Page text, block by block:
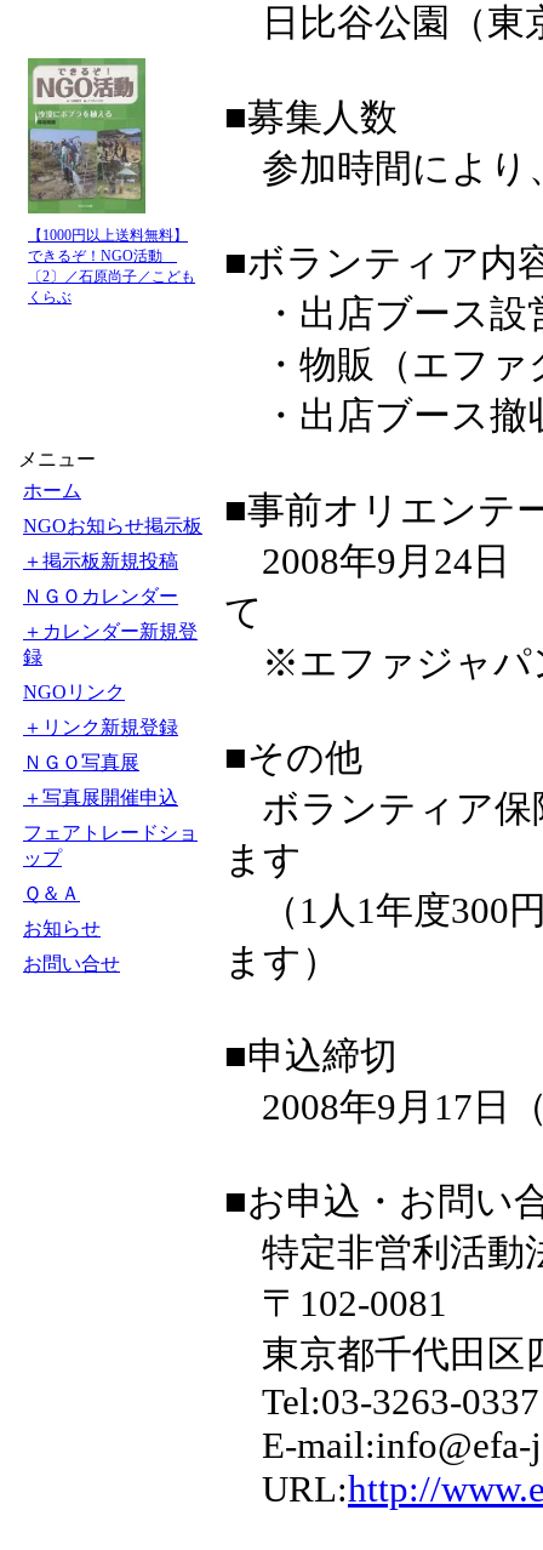
【1000円以上送料無料】
できるぞ！NGO活動
〔2〕／石原尚子／こども
くらぶ
メニュー
ホーム
NGOお知らせ掲示板
＋掲示板新規投稿
ＮＧＯカレンダー
＋カレンダー新規登
録
NGOリンク
＋リンク新規登録
ＮＧＯ写真展
＋写真展開催申込
フェアトレードショ
ップ
Ｑ＆Ａ
お知らせ
お問い合せ
日比谷公園（東
■募集人数
参加時間により
■ボランティア内
・出店ブース設
・物販（エファ
・出店ブース撤
■事前オリエンテ
2008年9月24日
て
※エファジャパ
■その他
ボランティア保
ます
（1人1年度300
ます）
■申込締切
2008年9月17日
■お申込・お問い
特定非営利活動
〒102-0081
東京都千代田区
Tel:03-3263-
E-mail:info@efa-
URL:http://